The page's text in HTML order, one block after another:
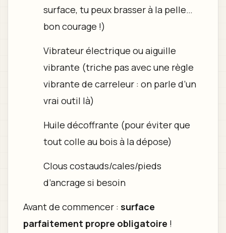
surface, tu peux brasser à la pelle…
bon courage !)
Vibrateur électrique ou aiguille
vibrante (triche pas avec une règle
vibrante de carreleur : on parle d’un
vrai outil là)
Huile décoffrante (pour éviter que
tout colle au bois à la dépose)
Clous costauds/cales/pieds
d’ancrage si besoin
Avant de commencer : surface
parfaitement propre obligatoire !